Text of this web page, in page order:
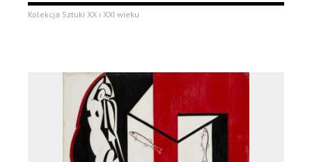
Kolekcja Sztuki XX i XXI wieku